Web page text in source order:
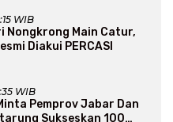
WIB
Nongkrong Main Catur,
Diakui PERCASI
WIB
Pemprov Jabar Dan
Sukseskan 100